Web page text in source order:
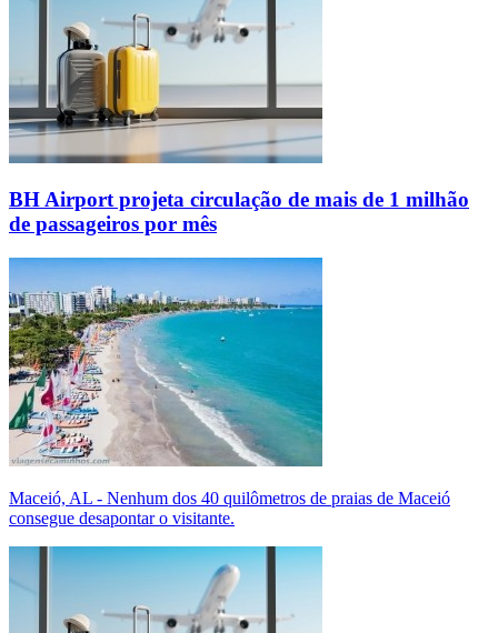
BH Airport projeta circulação de mais de 1 milhão
de passageiros por mês
Maceió, AL - Nenhum dos 40 quilômetros de praias de Maceió
consegue desapontar o visitante.